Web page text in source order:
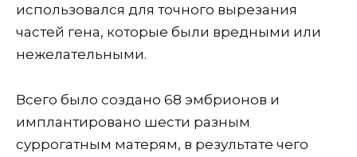
использовался для точного вырезания
частей гена, которые были вредными или
нежелательными.
Всего было создано 68 эмбрионов и
имплантировано шести разным
суррогатным матерям, в результате чего